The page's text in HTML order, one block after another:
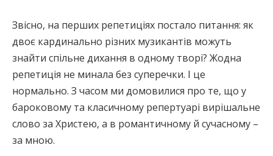
Звісно, на перших репетиціях постало питання: як
двоє кардинально різних музикантів можуть
знайти спільне дихання в одному творі? Жодна
репетиція не минала без суперечки. І це
нормально. З часом ми домовилися про те, що у
бароковому та класичному репертуарі вирішальне
слово за Христею, а в романтичному й сучасному –
за мною.